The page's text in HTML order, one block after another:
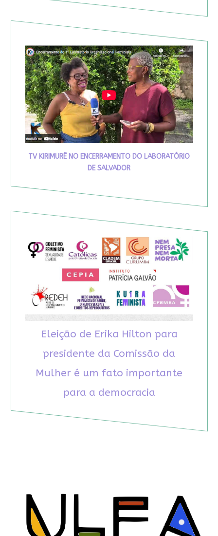
TV KIRIMURÊ NO ENCERRAMENTO DO LABORATÓRIO
DE SALVADOR
Eleição de Erika Hilton para
presidente da Comissão da
Mulher é um fato importante
para a democracia